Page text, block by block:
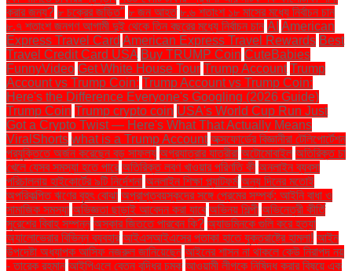
করার জন্য? ৮ চক্রের জড়িত" ৮ জন আহত ৮.৬ শতাংশ ১৮ মাসের মধ্যে নির্বাচন চান
৮.৭ শতাংশ জনগণ আগামী দুই থেকে তিন বছরের মধ্যে নির্বাচন চান AI American
Express Travel Card American Express Travel Rewards Best
Travel Credit Card USA Buy TRUMP Coin CuteBabies
FunnyVideo Get White House Tour Trump Account Trump
Account vs Trump Coin: Trump Account vs Trump Coin:
Here's the Difference Everyone's Googling (2026 Guide)
Trump Coin Trump crypto coin USA's World Cup Run Just
Got a Crypto Twist — Here's What That Actually Means
ViralShorts what is a Trump Account অক্সফোর্ডের বিজ্ঞানীরা টেলিপোর্টেশন
প্রযুক্তিতে অর্জন করেছেন বড় সাফল্য অগ্রযাত্রার যাত্রীরা অটোমোবাইল অতিরিক্ত চা
খেলে যেসব সমস্যা হতে পারে অতিরিক্ত লবণ খাওয়ার পরিণতি কী অনলাইন ব্যবসা
পরিচালনায় হাইকোর্টের ৯টি নির্দেশনা অনলাইন শিক্ষা প্ল্যাটফর্ম অন্য দিনের মতোই
অপরিকল্পিত ঋণের বৃহৎ বোঝা অপ্রাপ্তবয়স্কদের সঙ্গে প্রেমের সম্পর্ক: আইনি বাধা ও
সামাজিক সমস্যা অভিজ্ঞতা ছাড়াই আবেদন করা যাবে অভিনয় শিল্পী অভিনেত্রী কীর্তি
সুরেশের বিবাহ সম্পন্ন অস্কার জিততে পারবেন কি? অ্যাডমিনকে গুলি করে হত্যা
অ্যালোভেরার বিভিন্ন ব্যবহার আইএসআইএসের পতাকা হাতে যুক্তরাষ্ট্রে হামলা! আইন
উপদেষ্টা অধ্যাপক আসিফ নজরুল জানিয়েছেন আইনের শাসন না থাকলে কেউ নিরাপদ নয়
- তারেক রহমান আইপিএলে বেতন বৃদ্ধির চমক আওয়ামী লীগকে নিষিদ্ধ করার বিষয়ে এক